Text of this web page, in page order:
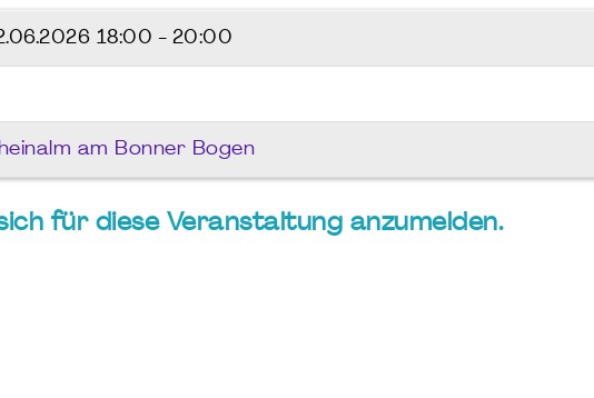
18:00 - 20:00
am Bonner Bogen
für diese Veranstaltung anzumelden.